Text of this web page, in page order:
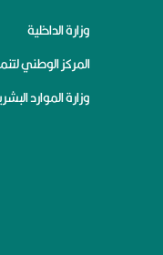
وزارة الداخلية
المركز الوطني
وزارة الموارد